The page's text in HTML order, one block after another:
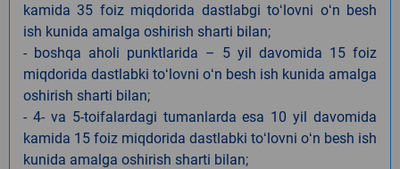
kamida 35 foiz miqdorida dastlabgi toʻlovni oʻn besh
ish kunida amalga oshirish sharti bilan;
- boshqa aholi punktlarida – 5 yil davomida 15 foiz
miqdorida dastlabki toʻlovni oʻn besh ish kunida amalga
oshirish sharti bilan;
- 4- va 5-toifalardagi tumanlarda esa 10 yil davomida
kamida 15 foiz miqdorida dastlabki toʻlovni oʻn besh ish
kunida amalga oshirish sharti bilan;